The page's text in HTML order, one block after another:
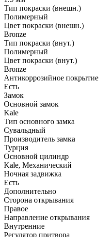
Тип покраски (внешн.)
Полимерный
Цвет покраски (внешн.)
Bronze
Тип покраски (внут.)
Полимерный
Цвет покраски (внут.)
Bronze
Антикоррозийное покрытие
Есть
Замок
Основной замок
Kale
Тип основного замка
Сувальдный
Производитель замка
Турция
Основной цилиндр
Kale, Механический
Ночная задвижка
Есть
Дополнительно
Сторона открывания
Правое
Направление открывания
Внутренние
Регулятор притвора